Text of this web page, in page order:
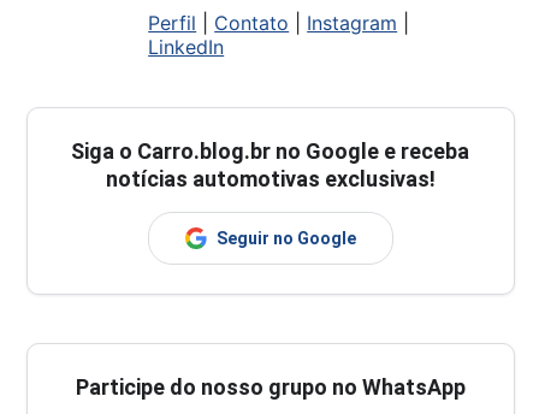
Perfil Contato Instagram
LinkedIn
Siga o Carro.blog.br no Google e receba
notícias automotivas exclusivas!
Seguir no Google
Participe do nosso grupo no WhatsApp